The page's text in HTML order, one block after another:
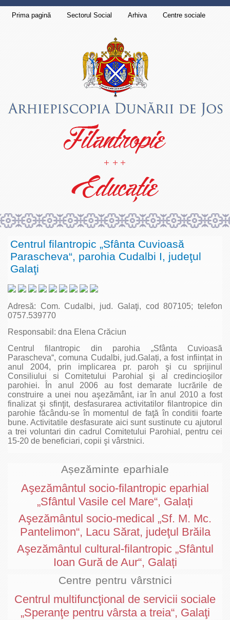
Prima pagină Sectorul Social Arhiva
Centre sociale
Centrul filantropic „Sfânta Cuvioasă
Parascheva“, parohia Cudalbi I, judeţul
Galaţi
Adresă: Com. Cudalbi, jud. Galaţi, cod 807105; telefon
0757.539770
Responsabil: dna Elena Crăciun
Centrul filantropic din parohia „Sfânta Cuvioasă
Parascheva“, comuna Cudalbi, jud.Galați, a fost inființat in
anul 2004, prin implicarea pr. paroh şi cu sprijinul
Consiliului si Comitetului Parohial şi al credincioşilor
parohiei. În anul 2006 au fost demarate lucrările de
construire a unei nou aşezământ, iar în anul 2010 a fost
finalizat şi sfinţit, desfasurarea activitatilor filantropice din
parohie făcându-se în momentul de faţă în conditii foarte
bune. Activitatile desfasurate aici sunt sustinute cu ajutorul
a trei voluntari din cadrul Comitetului Parohial, pentru cei
15-20 de beneficiari, copii şi vârstnici.
Așezăminte eparhiale
Aşezământul socio-filantropic eparhial
„Sfântul Vasile cel Mare“, Galați
Aşezământul socio-medical „Sf. M. Mc.
Pantelimon“, Lacu Sărat, judeţul Brăila
Aşezământul cultural-filantropic „Sfântul
Ioan Gură de Aur“, Galați
Centre pentru vârstnici
Centrul multifuncţional de servicii sociale
„Speranţe pentru vârsta a treia“, Galaţi